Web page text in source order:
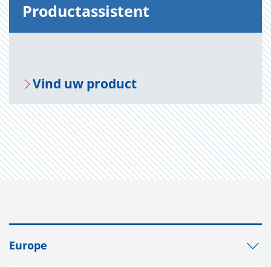
Pro­duct­as­sis­tent
Vind uw pro­duct
Europe